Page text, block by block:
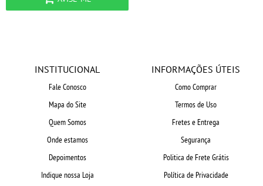
INSTITUCIONAL
Fale Conosco
Mapa do Site
Quem Somos
Onde estamos
Depoimentos
Indique nossa Loja
INFORMAÇÕES ÚTEIS
Como Comprar
Termos de Uso
Fretes e Entrega
Segurança
Politica de Frete Grátis
Política de Privacidade